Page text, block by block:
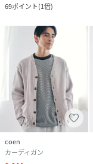
69ポイント(1倍)
coen
カーディガン